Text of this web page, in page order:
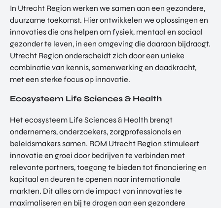
In Utrecht Region werken we samen aan een gezondere,
duurzame toekomst. Hier ontwikkelen we oplossingen en
innovaties die ons helpen om fysiek, mentaal en sociaal
gezonder te leven, in een omgeving die daaraan bijdraagt.
Utrecht Region onderscheidt zich door een unieke
combinatie van kennis, samenwerking en daadkracht,
met een sterke focus op innovatie.
Ecosysteem Life Sciences & Health
Het ecosysteem Life Sciences & Health brengt
ondernemers, onderzoekers, zorgprofessionals en
beleidsmakers samen. ROM Utrecht Region stimuleert
innovatie en groei door bedrijven te verbinden met
relevante partners, toegang te bieden tot financiering en
kapitaal en deuren te openen naar internationale
markten. Dit alles om de impact van innovaties te
maximaliseren en bij te dragen aan een gezondere
TOR
PROG
RAM
MA'S
BUITE
NLAN
DIREC
TE
TERIN
DIGITAL HUB NOORDWEST
ENTERPRISE EUROPE NETWORK
U-FORWARD
ALLE PRODUCTEN & PROGRAMMA'S
Euclideslaan 1
3584 BL Utrecht
STUUR ONS EEN BERICHT
info@romutrechtregion.nl
BEL ONS
+31 (0)85 022 13 44